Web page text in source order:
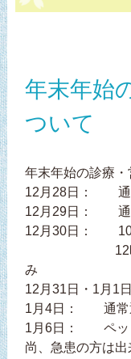
年末年始
ついて
年末年始の診療・
12月28日： 通
12月29日： 通
12月30日：
12時以
み
12月31日・1月
1月4日： 通常
1月6日： ペッ
尚、急患の方は